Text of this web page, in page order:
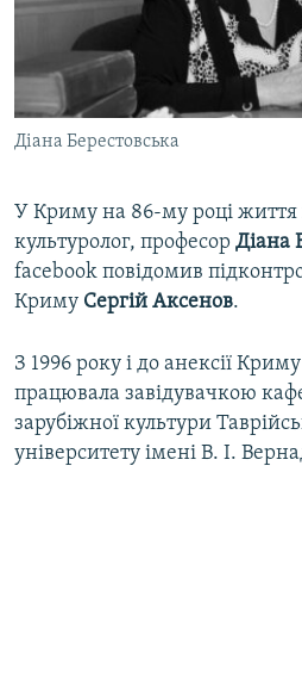
ВІДЕОУРОКИ «ELIFBE»
СВІДЧЕННЯ ОКУПАЦІЇ
УКРАЇНСЬКА ПРОБЛЕМА КРИМУ
ІНФОГРАФІКА
Русский
Qırımtatar
ДОЛУЧАЙСЯ!
Усі сайти RFE/RL
Діана Берестовська
У Криму на 86-му році життя
культуролог, професор Діана
facebook повідомив
Криму Сергій Аксенов.
З 1996 року і до анексії
працювала завідувачкою
зарубіжної культури
університету імені В. І.